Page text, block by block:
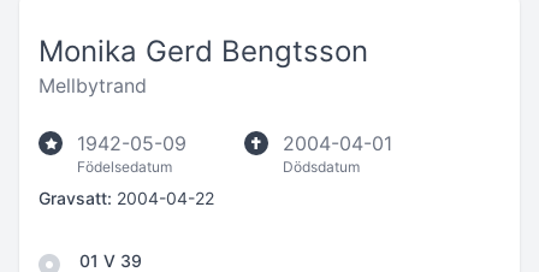
Monika Gerd Bengtsson
Mellbytrand
1942-05-09
Födelsedatum
2004-04-01
Dödsdatum
Gravsatt: 2004-04-22
01 V 39